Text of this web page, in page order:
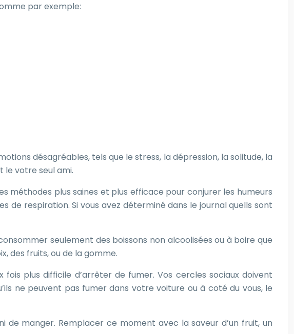
par exemple:
désagréables, tels que le stress, la dépression, la solitude, la
le votre seul ami.
méthodes plus saines et plus efficace pour conjurer les humeurs
de respiration. Si vous avez déterminé dans le journal quells sont
seulement des boissons non alcoolisées ou à boire que
des fruits, ou de la gomme.
plus difficile d’arrêter de fumer. Vos cercles sociaux doivent
ne peuvent pas fumer dans votre voiture ou à coté du vous, le
manger. Remplacer ce moment avec la saveur d’un fruit, un